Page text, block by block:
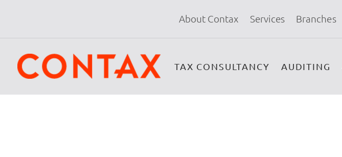
About Contax Services Branches
TAX CONSULTANCY AUDITING